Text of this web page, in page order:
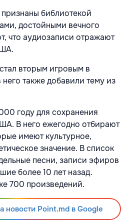
библиотекой
достойными вечного
что аудиозаписи отражают
вторым игровым в
также добавили тему из
году для сохранения
В него ежегодно отбирают
имеют культурное,
значение. В список
песни, записи эфиров
более 10 лет назад.
700 произведений.
новости Point.md в Google